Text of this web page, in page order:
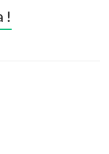
!